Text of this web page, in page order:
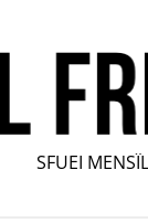
SFUEI MENSÎL